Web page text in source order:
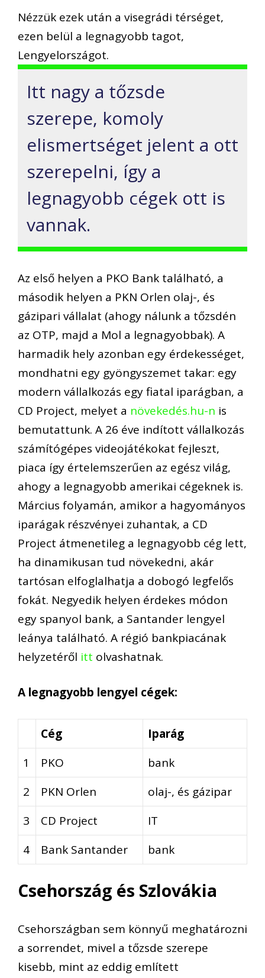
Nézzük ezek után a visegrádi térséget,
ezen belül a legnagyobb tagot,
Lengyelországot.
Itt nagy a tőzsde
szerepe, komoly
elismertséget jelent a ott
szerepelni, így a
legnagyobb cégek ott is
vannak.
Az első helyen a PKO Bank található, a
második helyen a PKN Orlen olaj-, és
gázipari vállalat (ahogy nálunk a tőzsdén
az OTP, majd a Mol a legnagyobbak). A
harmadik hely azonban egy érdekességet,
mondhatni egy gyöngyszemet takar: egy
modern vállalkozás egy fiatal iparágban, a
CD Project, melyet a növekedés.hu-n is
bemutattunk. A 26 éve indított vállalkozás
számítógépes videojátékokat fejleszt,
piaca így értelemszerűen az egész világ,
ahogy a legnagyobb amerikai cégeknek is.
Március folyamán, amikor a hagyományos
iparágak részvényei zuhantak, a CD
Project átmenetileg a legnagyobb cég lett,
ha dinamikusan tud növekedni, akár
tartósan elfoglalhatja a dobogó legfelős
fokát. Negyedik helyen érdekes módon
egy spanyol bank, a Santander lengyel
leánya található. A régió bankpiacának
helyzetéről itt olvashatnak.
A legnagyobb lengyel cégek:
Cég
Iparág
1
PKO
bank
2
PKN Orlen
olaj-, és gázipar
3
CD Project
IT
4
Bank Santander bank
Csehország és Szlovákia
Csehországban sem könnyű meghatározni
a sorrendet, mivel a tőzsde szerepe
kisebb, mint az eddig említett